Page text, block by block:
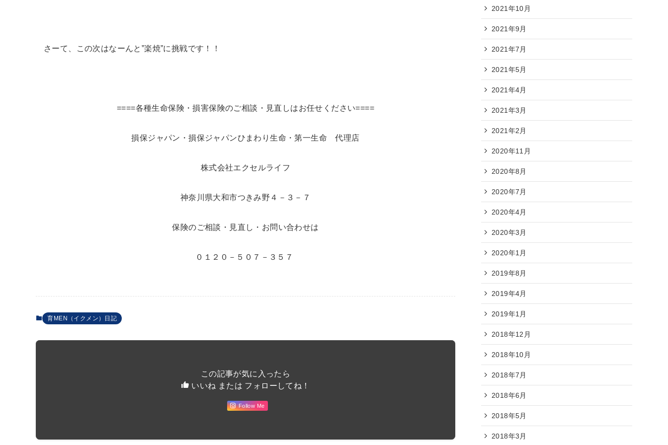
さーて、この次はなーんと”楽焼”に挑戦です！！
====各種生命保険・損害保険のご相談・見直しはお任せください====
損保ジャパン・損保ジャパンひまわり生命・第一生命 代理店
株式会社エクセルライフ
神奈川県大和市つきみ野４－３－７
保険のご相談・見直し・お問い合わせは
０１２０－５０７－３５７
育MEN（イクメン）日記
この記事が気に入ったら
いいね または フォローしてね！
Follow Me
2021年10月
2021年9月
2021年7月
2021年5月
2021年4月
2021年3月
2021年2月
2020年11月
2020年8月
2020年7月
2020年4月
2020年3月
2020年1月
2019年8月
2019年4月
2019年1月
2018年12月
2018年10月
2018年7月
2018年6月
2018年5月
2018年3月